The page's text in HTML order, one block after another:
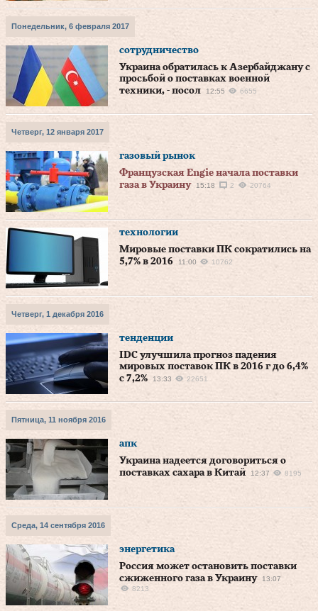
Понедельник, 6 февраля 2017
сотрудничество
Украина обратилась к Азербайджану с
просьбой о поставках военной
техники, - посол
12:55 6655
Четверг, 12 января 2017
газовый рынок
Французская Engie начала поставки
газа в Украину
15:18 2 20764
технологии
Мировые поставки ПК сократились на
5,7% в 2016
11:00 10762
Четверг, 1 декабря 2016
тенденции
IDC улучшила прогноз падения
мировых поставок ПК в 2016 г до 6,4%
с 7,2%
13:33 22651
Пятница, 11 ноября 2016
апк
Украина надеется договориться о
поставках сахара в Китай
12:37 8195
Среда, 14 сентября 2016
энергетика
Россия может остановить поставки
сжиженного газа в Украину
13:07
8213